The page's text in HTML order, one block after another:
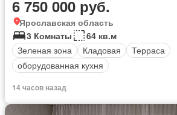
6 750 000 руб.
Ярославская область
3 Комнаты
64 кв.м
Зеленая зона
Кладовая
Терраса
оборудованная кухня
14 часов назад